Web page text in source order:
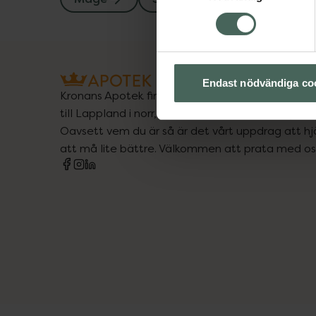
Endast nödvändiga
Kronans Apotek finns här för dig. Du hittar oss
till Lappland i norr, och online i mobilen och på
Oavsett vem du är så är det vårt uppdrag att
att må lite bättre. Välkommen att prata med